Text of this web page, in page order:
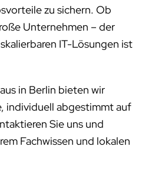
zu sichern. Ob
Unternehmen – der
IT-Lösungen ist
in Berlin bieten wir
individuell abgestimmt auf
Sie uns und
Fachwissen und lokalen